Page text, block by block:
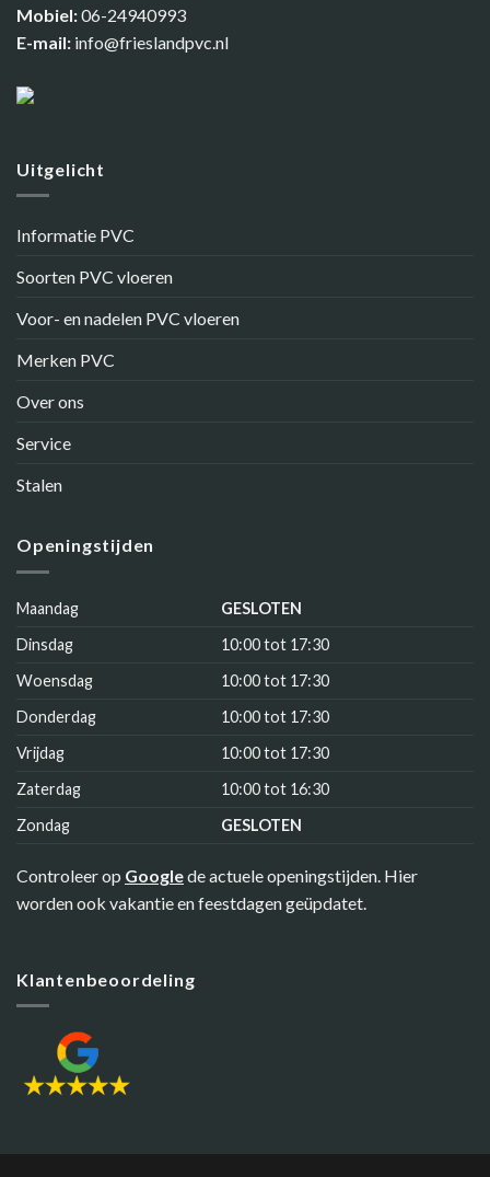
Mobiel:06-24940993
E-mail: info@frieslandpvc.nl
Uitgelicht
Informatie PVC
Soorten PVC vloeren
Voor- en nadelen PVC vloeren
Merken PVC
Over ons
Service
Stalen
Openingstijden
Maandag
GESLOTEN
Dinsdag
10:00 tot 17:30
Woensdag
10:00 tot 17:30
Donderdag
10:00 tot 17:30
Vrijdag
10:00 tot 17:30
Zaterdag
10:00 tot 16:30
Zondag
GESLOTEN
Controleer op Googlede actuele openingstijden. Hier
worden ook vakantie en feestdagen geüpdatet.
Klantenbeoordeling